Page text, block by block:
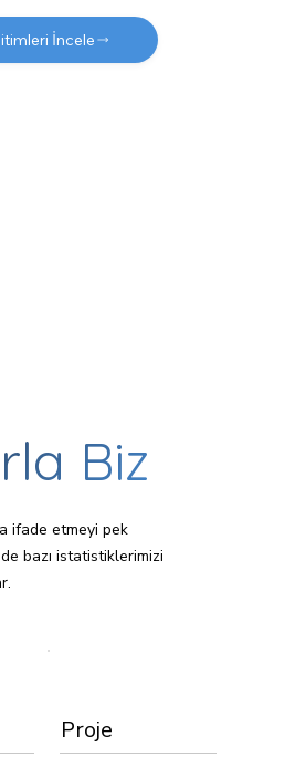
İncele
Biz
ifade etmeyi pek
bazı istatistiklerimizi
Proje